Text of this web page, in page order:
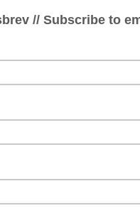
«Barokke
Trio Earlybird
– og
tidsriktig
tilføre
unik